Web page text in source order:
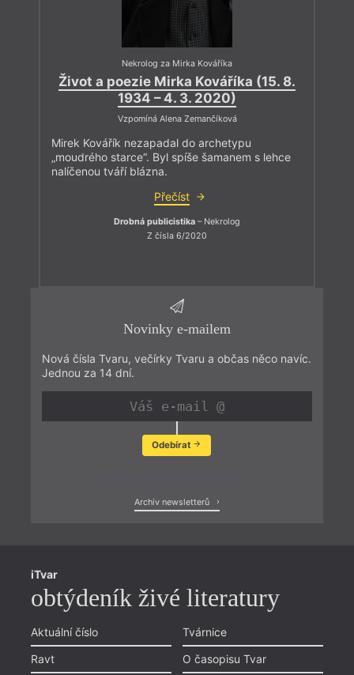
Nekrolog za Mirka Kováříka
Život a poezie Mirka Kováříka (15. 8.
1934 – 4. 3. 2020)
Vzpomíná Alena Zemančíková
Mirek Kovářík nezapadal do archetypu
„moudrého starce“. Byl spíše šamanem s lehce
nalíčenou tváří blázna.
Přečíst
Drobná publicistika – Nekrolog
Z čísla 6/2020
Novinky e-mailem
Nová čísla Tvaru, večírky Tvaru a občas něco navíc.
Jednou za 14 dní.
Odebírat
Archiv newsletterů
iTvar
obtýdeník živé literatury
Aktuální číslo
Ravt
Tvárnice
O časopisu Tvar